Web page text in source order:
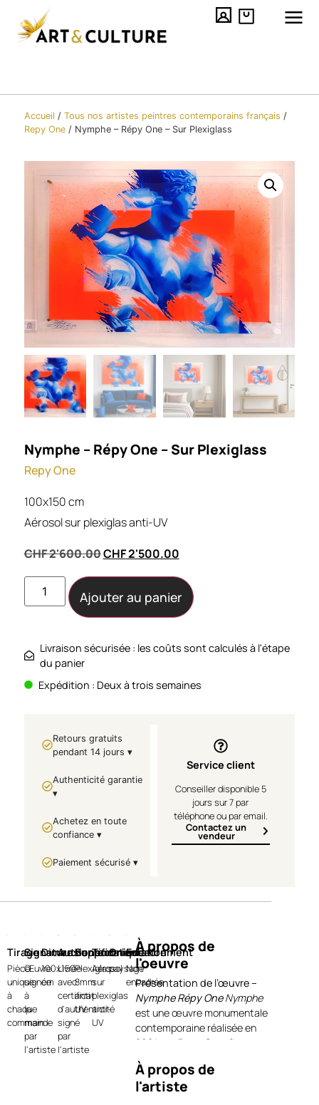
Accueil / Tous nos artistes peintres contemporains​ français /
Repy One/ Nymphe – Répy One – Sur Plexiglass
Nymphe – Répy One – Sur Plexiglass
Repy One
100x150 cm
Aérosol sur plexiglas anti-UV
CHF2'600.00CHF2'500.00
Ajouter au panier
Livraison sécurisée : les coûts sont calculés à l'étape
du panier
Expédition : Deux à trois semaines
Retours gratuits
pendant 14 jours ▾
Authenticité garantie
▾
Achetez en toute
confiance ▾
Paiement sécurisé ▾
Service client
Conseiller disponible 5
jours sur 7 par
téléphone ou par email.
Contactez un
vendeur
À propos de
l'oeuvre
Présentation de l’œuvre –
Nymphe Répy OneNymphe
est une œuvre monumentale
contemporaine réalisée en
2024 par Repy One
, figure
contemporain. Conçue à
l’aérosol sur plexiglas de 8
À propos de
l'artiste
Tirage
Pièce
unique
à
chaque
commande
Signature
Œuvre
signée
à
la
main
par
l'artiste
Dimensions
100x150
cm
Authentification
Livrée
avec
certificat
d'authenticité
signé
par
l'artiste
Support
Plexiglas
8mm
anti-
UV
Technique
Aérosol
sur
plexiglas
anti-
UV
Orientation
paysage
Encadrement
Non
encadrée